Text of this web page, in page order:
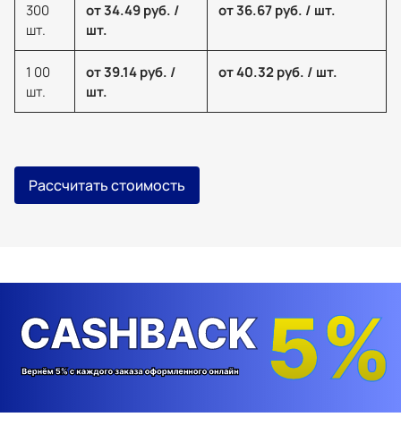
300
шт.
от 34.49 руб. /
шт.
от 36.67 руб. / шт.
1 00
шт.
от 39.14 руб. /
шт.
от 40.32 руб. / шт.
Рассчитать стоимость